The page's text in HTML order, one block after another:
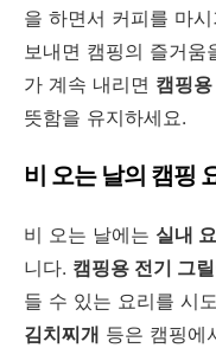
을 하면서 커피를 마
보내면 캠핑의 즐거움
가 계속 내리면 캠핑
뜻함을 유지하세요.
비 오는 날의 캠핑
비 오는 날에는 실내
니다. 캠핑용 전기 그릴
들 수 있는 요리를 시
김치찌개 등은 캠핑에